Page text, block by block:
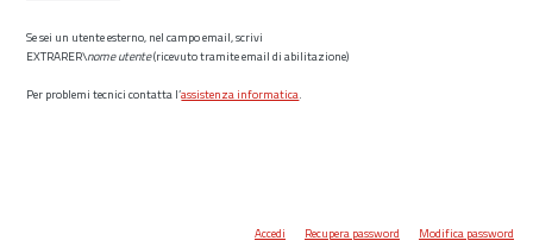
Se sei un utente esterno, nel campo email, scrivi
EXTRARER\nome utente(ricevuto tramite email di abilitazione)
Per problemi tecnici contatta l’assistenza informatica.
Accedi Recupera password Modifica password